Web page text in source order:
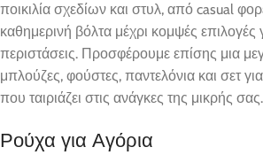
ποικιλία σχεδίων και στυλ, από casual
καθημερινή βόλτα μέχρι κομψές επιλογές
περιστάσεις. Προσφέρουμε επίσης μια
μπλούζες, φούστες, παντελόνια και σετ
που ταιριάζει στις ανάγκες της μικρής σας.
Ρούχα για Αγόρια